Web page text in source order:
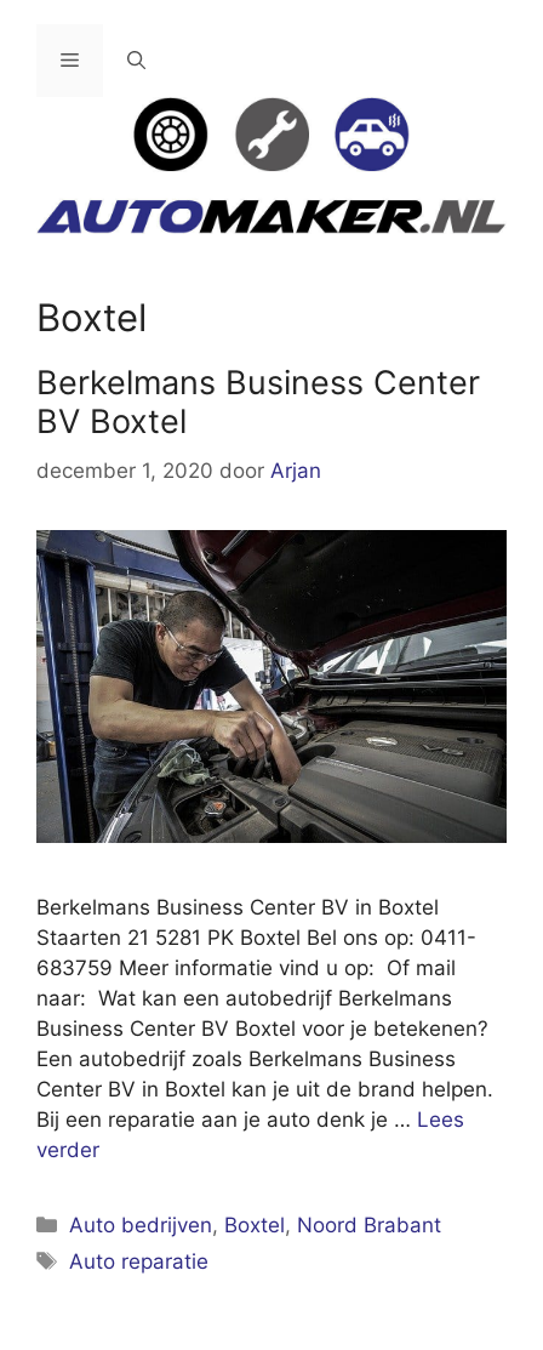
Menu
Boxtel
Berkelmans Business Center
BV Boxtel
december 1, 2020 door Arjan
Berkelmans Business Center BV in Boxtel
Staarten 21 5281 PK Boxtel Bel ons op: 0411-
683759 Meer informatie vind u op: Of mail
naar: Wat kan een autobedrijf Berkelmans
Business Center BV Boxtel voor je betekenen?
Een autobedrijf zoals Berkelmans Business
Center BV in Boxtel kan je uit de brand helpen.
Bij een reparatie aan je auto denk je … Lees
verder
Categorieën
Auto bedrijven, Boxtel, Noord Brabant
Tags
Auto reparatie